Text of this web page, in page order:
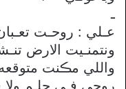
ـ
عـلي : روحـت
ونتمنـيت الارض
واللي مڪنت
روحي فـي حلـم